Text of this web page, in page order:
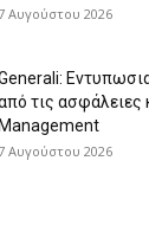
Αυγούστου 2026
τις ασφάλειες
Management
Αυγούστου 2026